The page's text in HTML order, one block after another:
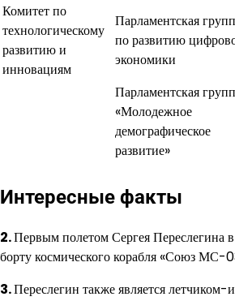
Комитет по
технологическому
развитию и
инновациям
Парламентская
по развитию
экономики
Парламентская
«Молодежное
демографическое
развитие»
Интересные факты
2.Первым полетом Сергея Переслегина
борту космического корабля «Союз МС-
3.Переслегин также является летчиком-